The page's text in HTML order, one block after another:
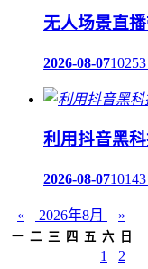
无人场景直
2026-08-07
利用抖音黑
2026-08-07
« 2026年8月 »
一 二 三 四 五 六 日
1
2